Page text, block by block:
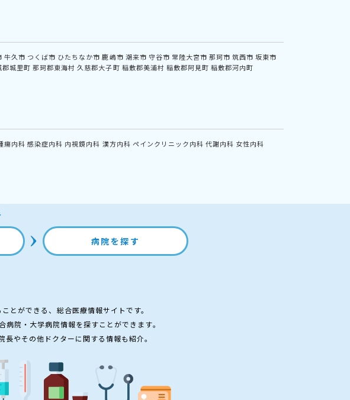
牛久市 つくば市 ひたちなか市 鹿嶋市 潮来市 守谷市 常陸大宮市 那珂市 筑西市 坂東市
郡城里町 那珂郡東海村 久慈郡大子町 稲敷郡美浦村 稲敷郡阿見町 稲敷郡河内町
瘍内科 感染症内科 内視鏡内科 漢方内科 ペインクリニック内科 代謝内科 女性内科
病院を探す
とができる、総合医療情報サイトです。
院・大学病院情報を探すことができます。
やその他ドクターに関する情報も紹介。